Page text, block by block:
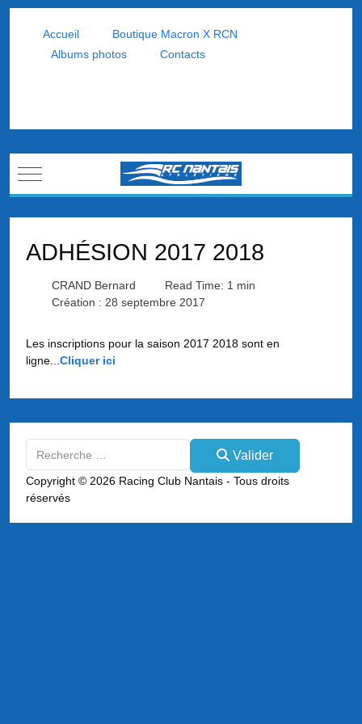
Accueil
Boutique Macron X RCN
Albums photos
Contacts
Mobile Menu Toggle
ADHÉSION 2017 2018
CRAND Bernard
Read Time: 1 min
Création : 28 septembre 2017
Les inscriptions pour la saison 2017 2018 sont en
ligne... Cliquer ici
Type 2 or more characters for results.
Valider
Copyright © 2026 Racing Club Nantais - Tous droits
réservés